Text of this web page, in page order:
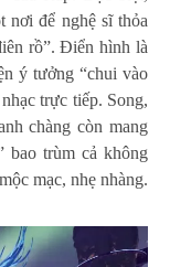
nơi để nghệ sĩ thỏa
rồ”. Điển hình là
ý tưởng “chui vào
trực tiếp. Song,
chàng còn mang
bao trùm cả không
mạc, nhẹ nhàng.